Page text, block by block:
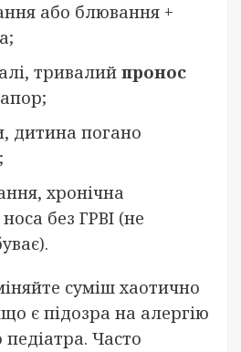
або блювання +
тривалий пронос
дитина погано
хронічна
без ГРВІ (не
суміш хаотично
є підозра на алергію
Часто